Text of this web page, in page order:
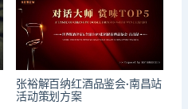
张裕解百纳红酒品鉴会·南昌站
活动策划方案